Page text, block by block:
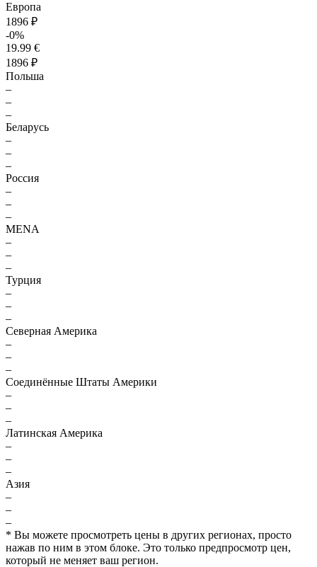
Европа
1896 ₽
-0%
19.99 €
1896 ₽
Польша
–
–
–
Беларусь
–
–
–
Россия
–
–
–
MENA
–
–
–
Турция
–
–
–
Северная Америка
–
–
–
Соединённые Штаты Америки
–
–
–
Латинская Америка
–
–
–
Азия
–
–
–
* Вы можете просмотреть цены в других регионах, просто
нажав по ним в этом блоке. Это только предпросмотр цен,
который не меняет ваш регион.